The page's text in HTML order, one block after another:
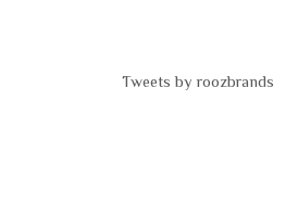
Tweets by roozbrands